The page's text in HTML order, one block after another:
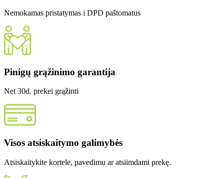
Nemokamas pristatymas i DPD paštomatus
Pinigų grąžinimo garantija
Net 30d. prekei grąžinti
Visos atsiskaitymo galimybės
Atsiskaitykite kortele, pavedimu ar atsiimdami prekę.